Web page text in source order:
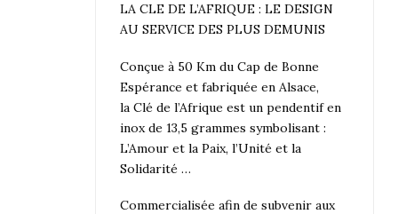
LA CLE DE L’AFRIQUE : LE DESIGN
AU SERVICE DES PLUS DEMUNIS
Conçue à 50 Km du Cap de Bonne
Espérance et fabriquée en Alsace,
la Clé de l’Afrique est un pendentif en
inox de 13,5 grammes symbolisant :
L’Amour et la Paix, l’Unité et la
Solidarité …
Commercialisée afin de subvenir aux